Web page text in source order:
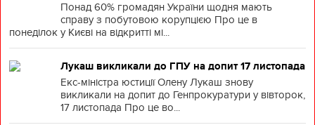
Понад 60% громадян України щодня мають
справу з побутовою корупцією Про це в
понеділок у Києві на відкритті мі...
Лукаш викликали до ГПУ на допит 17 листопада
Екс-міністра юстиції Олену Лукаш знову
викликали на допит до Генпрокуратури у вівторок,
17 листопада Про це во...